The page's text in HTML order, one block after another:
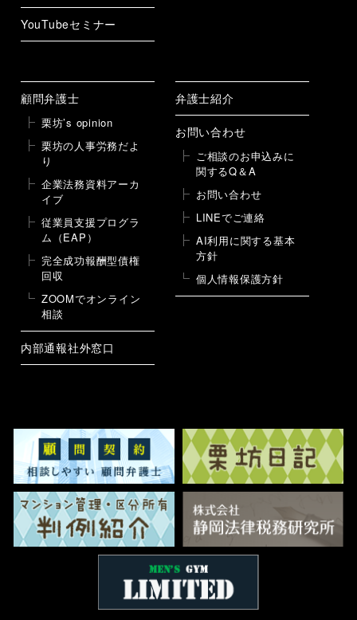
YouTubeセミナー
顧問弁護士
栗坊’s opinion
栗坊の人事労務だよ
り
企業法務資料アーカ
イブ
従業員支援プログラ
ム（EAP）
完全成功報酬型債権
回収
ZOOMでオンライン
相談
内部通報社外窓口
弁護士紹介
お問い合わせ
ご相談のお申込みに
関するQ＆A
お問い合わせ
LINEでご連絡
AI利用に関する基本
方針
個人情報保護方針